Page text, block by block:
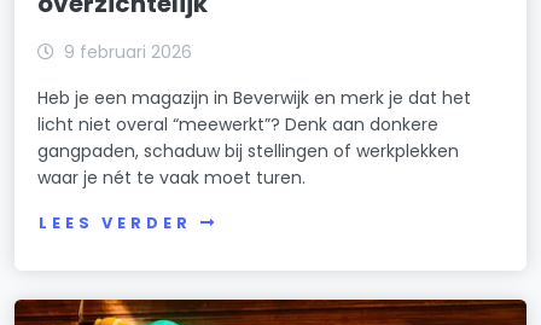
9 februari 2026
Heb je een magazijn in Beverwijk en merk je dat het
licht niet overal “meewerkt”? Denk aan donkere
gangpaden, schaduw bij stellingen of werkplekken
waar je nét te vaak moet turen.
LEES VERDER